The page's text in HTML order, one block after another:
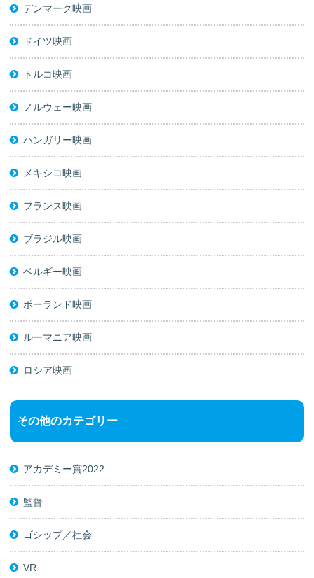
デンマーク映画
ドイツ映画
トルコ映画
ノルウェー映画
ハンガリー映画
メキシコ映画
フランス映画
ブラジル映画
ベルギー映画
ポーランド映画
ルーマニア映画
ロシア映画
その他のカテゴリー
アカデミー賞2022
監督
ゴシップ／社会
VR